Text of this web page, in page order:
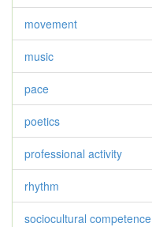
movement
music
pace
poetics
professional activity
rhythm
sociocultural competence